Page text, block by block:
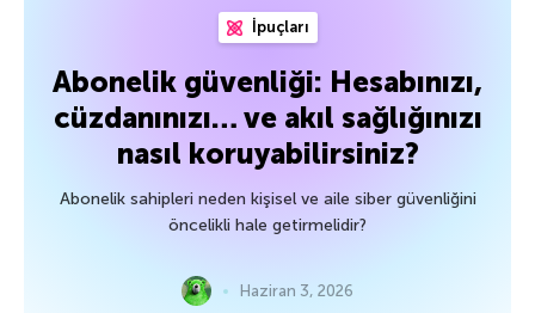
İpuçları
Abonelik güvenliği: Hesabınızı,
cüzdanınızı… ve akıl sağlığınızı
nasıl koruyabilirsiniz?
Abonelik sahipleri neden kişisel ve aile siber güvenliğini
öncelikli hale getirmelidir?
Haziran 3, 2026